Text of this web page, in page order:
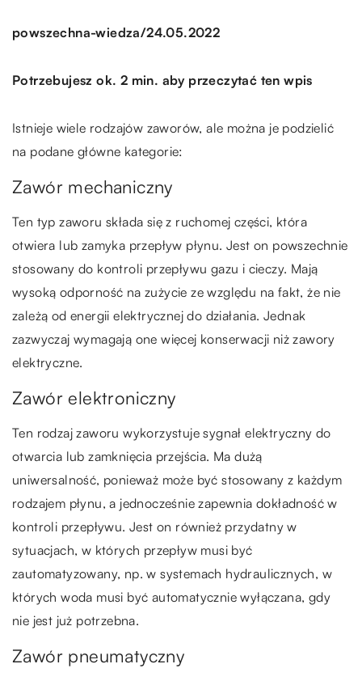
powszechna-wiedza/24.05.2022
Potrzebujesz ok. 2 min. aby przeczytać ten wpis
Istnieje wiele rodzajów zaworów, ale można je podzielić
na podane główne kategorie:
Zawór mechaniczny
Ten typ zaworu składa się z ruchomej części, która
otwiera lub zamyka przepływ płynu. Jest on powszechnie
stosowany do kontroli przepływu gazu i cieczy. Mają
wysoką odporność na zużycie ze względu na fakt, że nie
zależą od energii elektrycznej do działania. Jednak
zazwyczaj wymagają one więcej konserwacji niż zawory
elektryczne.
Zawór elektroniczny
Ten rodzaj zaworu wykorzystuje sygnał elektryczny do
otwarcia lub zamknięcia przejścia. Ma dużą
uniwersalność, ponieważ może być stosowany z każdym
rodzajem płynu, a jednocześnie zapewnia dokładność w
kontroli przepływu. Jest on również przydatny w
sytuacjach, w których przepływ musi być
zautomatyzowany, np. w systemach hydraulicznych, w
których woda musi być automatycznie wyłączana, gdy
nie jest już potrzebna.
Zawór pneumatyczny